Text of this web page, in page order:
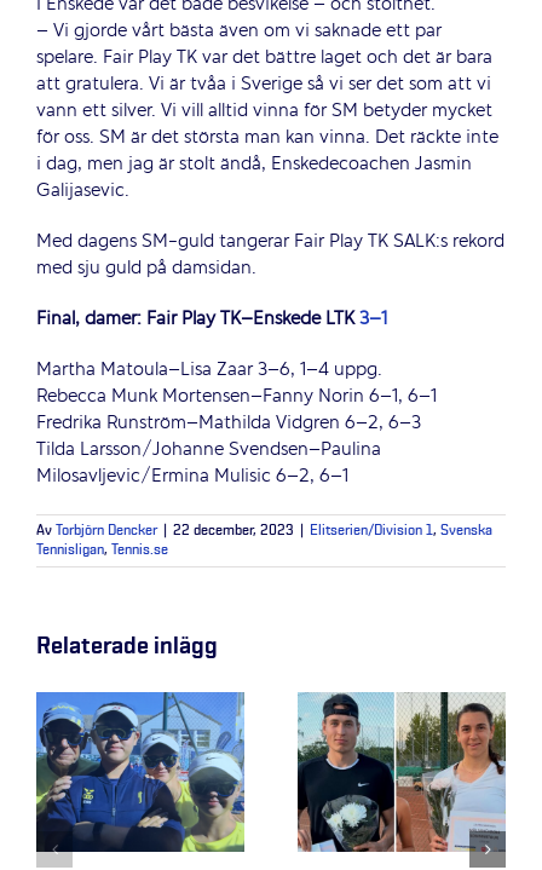
– Vi gjorde vårt bästa även om vi saknade ett par
spelare. Fair Play TK var det bättre laget och det är bara
att gratulera. Vi är tvåa i Sverige så vi ser det som att vi
vann ett silver. Vi vill alltid vinna för SM betyder mycket
för oss. SM är det största man kan vinna. Det räckte inte
i dag, men jag är stolt ändå, Enskedecoachen Jasmin
Galijasevic.
Med dagens SM-guld tangerar Fair Play TK SALK:s rekord
med sju guld på damsidan.
Final, damer: Fair Play TK–Enskede LTK3–1
Martha Matoula–Lisa Zaar 3–6, 1–4 uppg.
Rebecca Munk Mortensen–Fanny Norin 6–1, 6–1
Fredrika Runström–Mathilda Vidgren 6–2, 6–3
Tilda Larsson/Johanne Svendsen–Paulina
Milosavljevic/Ermina Mulisic 6–2, 6–1
Av Torbjörn Dencker 22 december, 2023 Elitserien/Division 1, Svenska
Tennisligan, Tennis.se
Relaterade inlägg